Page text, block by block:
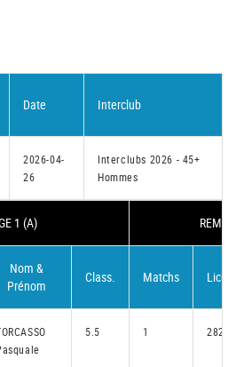
Date Interclub
2026-04-
26
Interclubs 2026 - 45+
Hommes
1 (A)
Nom &
Prénom
Class. Matchs
5.5 1 28215